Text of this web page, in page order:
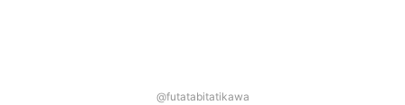
@futatabitatikawa